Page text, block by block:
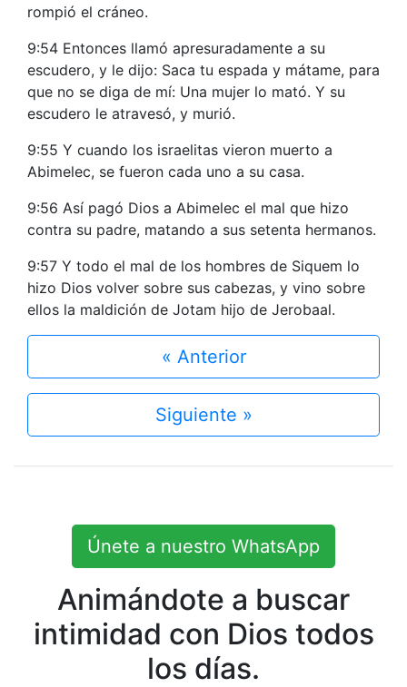
rompió el cráneo.
9:54 Entonces llamó apresuradamente a su
escudero, y le dijo: Saca tu espada y mátame, para
que no se diga de mí: Una mujer lo mató. Y su
escudero le atravesó, y murió.
9:55 Y cuando los israelitas vieron muerto a
Abimelec, se fueron cada uno a su casa.
9:56 Así pagó Dios a Abimelec el mal que hizo
contra su padre, matando a sus setenta hermanos.
9:57 Y todo el mal de los hombres de Siquem lo
hizo Dios volver sobre sus cabezas, y vino sobre
ellos la maldición de Jotam hijo de Jerobaal.
« Anterior
Siguiente »
Únete a nuestro WhatsApp
Animándote a buscar
intimidad con Dios todos
los días.